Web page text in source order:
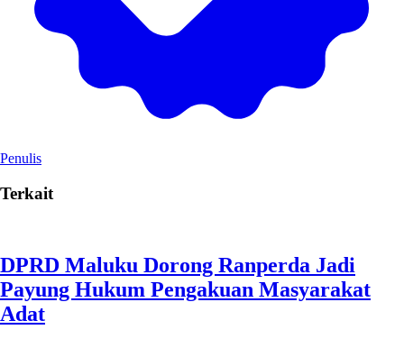
Penulis
Terkait
DPRD Maluku Dorong Ranperda Jadi
Payung Hukum Pengakuan Masyarakat
Adat